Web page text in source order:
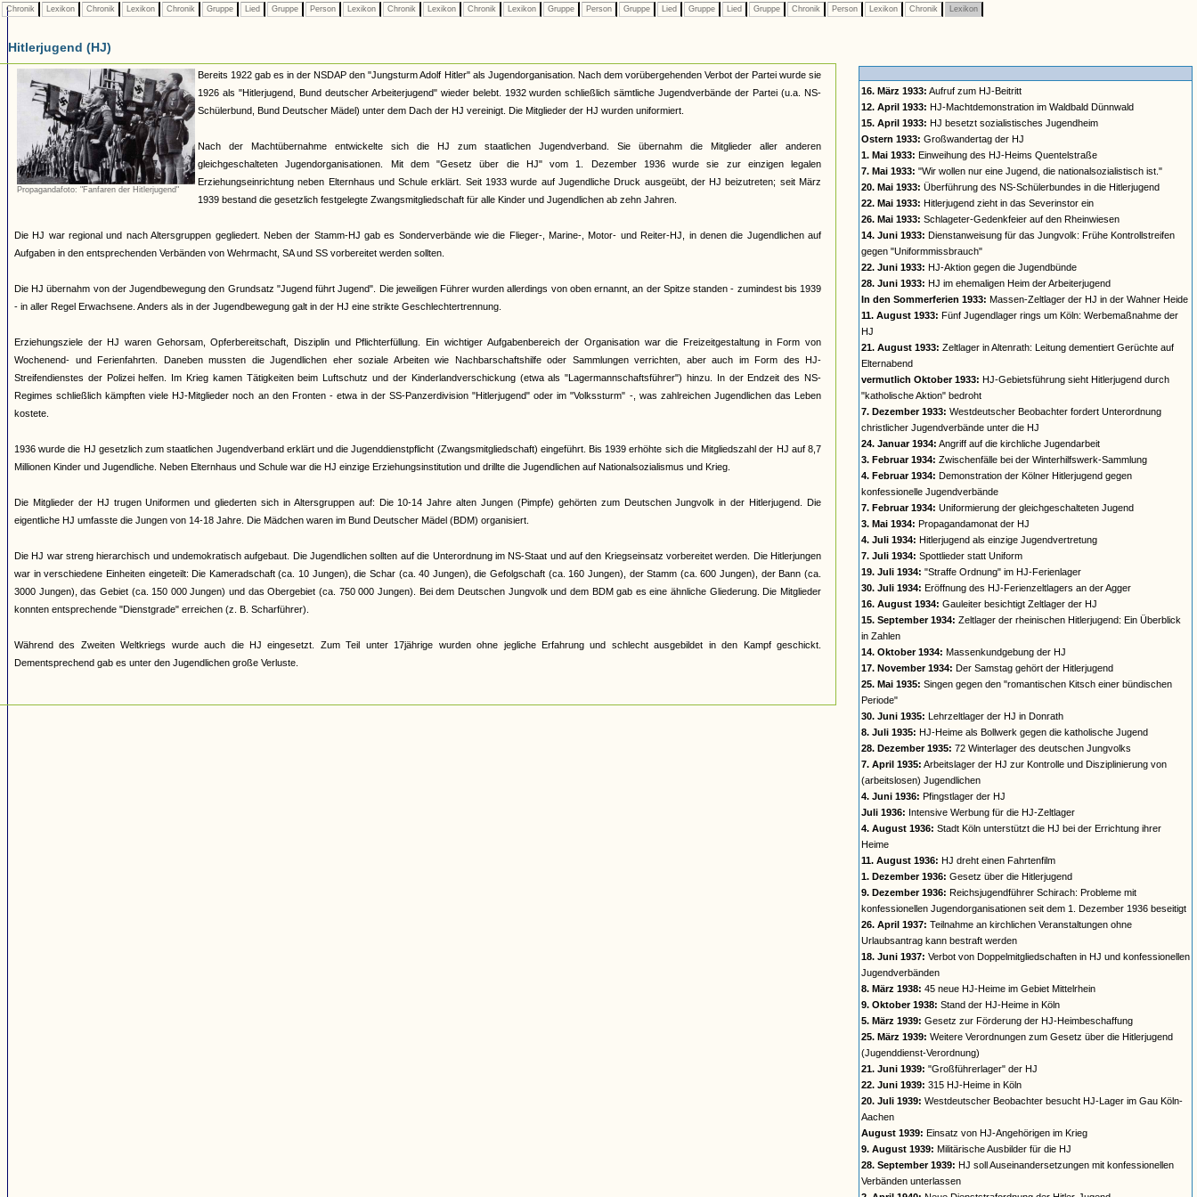
Chronik Lexikon Chronik Lexikon Chronik Gruppe Lied Gruppe Person Lexikon Chronik Lexikon Chronik Lexikon Gruppe Person Gruppe Lied Gruppe Lied Gruppe Chronik Person Lexikon Chronik Lexikon
Hitlerjugend (HJ)
Propagandafoto: "Fanfaren der Hitlerjugend"
Bereits 1922 gab es in der NSDAP den "Jungsturm Adolf Hitler" als Jugendorganisation. Nach dem vorübergehenden Verbot der Partei wurde sie
1926 als "Hitlerjugend, Bund deutscher Arbeiterjugend" wieder belebt. 1932 wurden schließlich sämtliche Jugendverbände der Partei (u.a. NS-
Schülerbund, Bund Deutscher Mädel) unter dem Dach der HJ vereinigt. Die Mitglieder der HJ wurden uniformiert.
Nach der Machtübernahme entwickelte sich die HJ zum staatlichen Jugendverband. Sie übernahm die Mitglieder aller anderen
gleichgeschalteten Jugendorganisationen. Mit dem "Gesetz über die HJ" vom 1. Dezember 1936 wurde sie zur einzigen legalen
Erziehungseinrichtung neben Elternhaus und Schule erklärt. Seit 1933 wurde auf Jugendliche Druck ausgeübt, der HJ beizutreten; seit März
1939 bestand die gesetzlich festgelegte Zwangsmitgliedschaft für alle Kinder und Jugendlichen ab zehn Jahren.
Die HJ war regional und nach Altersgruppen gegliedert. Neben der Stamm-HJ gab es Sonderverbände wie die Flieger-, Marine-, Motor- und Reiter-HJ, in denen die Jugendlichen auf
Aufgaben in den entsprechenden Verbänden von Wehrmacht, SA und SS vorbereitet werden sollten.
Die HJ übernahm von der Jugendbewegung den Grundsatz "Jugend führt Jugend". Die jeweiligen Führer wurden allerdings von oben ernannt, an der Spitze standen - zumindest bis 1939
- in aller Regel Erwachsene. Anders als in der Jugendbewegung galt in der HJ eine strikte Geschlechtertrennung.
Erziehungsziele der HJ waren Gehorsam, Opferbereitschaft, Disziplin und Pflichterfüllung. Ein wichtiger Aufgabenbereich der Organisation war die Freizeitgestaltung in Form von
Wochenend- und Ferienfahrten. Daneben mussten die Jugendlichen eher soziale Arbeiten wie Nachbarschaftshilfe oder Sammlungen verrichten, aber auch im Form des HJ-
Streifendienstes der Polizei helfen. Im Krieg kamen Tätigkeiten beim Luftschutz und der Kinderlandverschickung (etwa als "Lagermannschaftsführer") hinzu. In der Endzeit des NS-
Regimes schließlich kämpften viele HJ-Mitglieder noch an den Fronten - etwa in der SS-Panzerdivision "Hitlerjugend" oder im "Volkssturm" -, was zahlreichen Jugendlichen das Leben
kostete.
1936 wurde die HJ gesetzlich zum staatlichen Jugendverband erklärt und die Jugenddienstpflicht (Zwangsmitgliedschaft) eingeführt. Bis 1939 erhöhte sich die Mitgliedszahl der HJ auf 8,7
Millionen Kinder und Jugendliche. Neben Elternhaus und Schule war die HJ einzige Erziehungsinstitution und drillte die Jugendlichen auf Nationalsozialismus und Krieg.
Die Mitglieder der HJ trugen Uniformen und gliederten sich in Altersgruppen auf: Die 10-14 Jahre alten Jungen (Pimpfe) gehörten zum Deutschen Jungvolk in der Hitlerjugend. Die
eigentliche HJ umfasste die Jungen von 14-18 Jahre. Die Mädchen waren im Bund Deutscher Mädel (BDM) organisiert.
Die HJ war streng hierarchisch und undemokratisch aufgebaut. Die Jugendlichen sollten auf die Unterordnung im NS-Staat und auf den Kriegseinsatz vorbereitet werden. Die Hitlerjungen
war in verschiedene Einheiten eingeteilt: Die Kameradschaft (ca. 10 Jungen), die Schar (ca. 40 Jungen), die Gefolgschaft (ca. 160 Jungen), der Stamm (ca. 600 Jungen), der Bann (ca.
3000 Jungen), das Gebiet (ca. 150 000 Jungen) und das Obergebiet (ca. 750 000 Jungen). Bei dem Deutschen Jungvolk und dem BDM gab es eine ähnliche Gliederung. Die Mitglieder
konnten entsprechende "Dienstgrade" erreichen (z. B. Scharführer).
Während des Zweiten Weltkriegs wurde auch die HJ eingesetzt. Zum Teil unter 17jährige wurden ohne jegliche Erfahrung und schlecht ausgebildet in den Kampf geschickt.
Dementsprechend gab es unter den Jugendlichen große Verluste.
16. März 1933: Aufruf zum HJ-Beitritt
12. April 1933: HJ-Machtdemonstration im Waldbald Dünnwald
15. April 1933: HJ besetzt sozialistisches Jugendheim
Ostern 1933: Großwandertag der HJ
1. Mai 1933: Einweihung des HJ-Heims Quentelstraße
7. Mai 1933: "Wir wollen nur eine Jugend, die nationalsozialistisch ist."
20. Mai 1933: Überführung des NS-Schülerbundes in die Hitlerjugend
22. Mai 1933: Hitlerjugend zieht in das Severinstor ein
26. Mai 1933: Schlageter-Gedenkfeier auf den Rheinwiesen
14. Juni 1933: Dienstanweisung für das Jungvolk: Frühe Kontrollstreifen
gegen "Uniformmissbrauch"
22. Juni 1933: HJ-Aktion gegen die Jugendbünde
28. Juni 1933: HJ im ehemaligen Heim der Arbeiterjugend
In den Sommerferien 1933: Massen-Zeltlager der HJ in der Wahner Heide
11. August 1933: Fünf Jugendlager rings um Köln: Werbemaßnahme der
HJ
21. August 1933: Zeltlager in Altenrath: Leitung dementiert Gerüchte auf
Elternabend
vermutlich Oktober 1933: HJ-Gebietsführung sieht Hitlerjugend durch
"katholische Aktion" bedroht
7. Dezember 1933: Westdeutscher Beobachter fordert Unterordnung
christlicher Jugendverbände unter die HJ
24. Januar 1934: Angriff auf die kirchliche Jugendarbeit
3. Februar 1934: Zwischenfälle bei der Winterhilfswerk-Sammlung
4. Februar 1934: Demonstration der Kölner Hitlerjugend gegen
konfessionelle Jugendverbände
7. Februar 1934: Uniformierung der gleichgeschalteten Jugend
3. Mai 1934: Propagandamonat der HJ
4. Juli 1934: Hitlerjugend als einzige Jugendvertretung
7. Juli 1934: Spottlieder statt Uniform
19. Juli 1934: "Straffe Ordnung" im HJ-Ferienlager
30. Juli 1934: Eröffnung des HJ-Ferienzeltlagers an der Agger
16. August 1934: Gauleiter besichtigt Zeltlager der HJ
15. September 1934: Zeltlager der rheinischen Hitlerjugend: Ein Überblick
in Zahlen
14. Oktober 1934: Massenkundgebung der HJ
17. November 1934: Der Samstag gehört der Hitlerjugend
25. Mai 1935: Singen gegen den "romantischen Kitsch einer bündischen
Periode"
30. Juni 1935: Lehrzeltlager der HJ in Donrath
8. Juli 1935: HJ-Heime als Bollwerk gegen die katholische Jugend
28. Dezember 1935: 72 Winterlager des deutschen Jungvolks
7. April 1935: Arbeitslager der HJ zur Kontrolle und Disziplinierung von
(arbeitslosen) Jugendlichen
4. Juni 1936: Pfingstlager der HJ
Juli 1936: Intensive Werbung für die HJ-Zeltlager
4. August 1936: Stadt Köln unterstützt die HJ bei der Errichtung ihrer
Heime
11. August 1936: HJ dreht einen Fahrtenfilm
1. Dezember 1936: Gesetz über die Hitlerjugend
9. Dezember 1936: Reichsjugendführer Schirach: Probleme mit
konfessionellen Jugendorganisationen seit dem 1. Dezember 1936 beseitigt
26. April 1937: Teilnahme an kirchlichen Veranstaltungen ohne
Urlaubsantrag kann bestraft werden
18. Juni 1937: Verbot von Doppelmitgliedschaften in HJ und konfessionellen
Jugendverbänden
8. März 1938: 45 neue HJ-Heime im Gebiet Mittelrhein
9. Oktober 1938: Stand der HJ-Heime in Köln
5. März 1939: Gesetz zur Förderung der HJ-Heimbeschaffung
25. März 1939: Weitere Verordnungen zum Gesetz über die Hitlerjugend
(Jugenddienst-Verordnung)
21. Juni 1939: "Großführerlager" der HJ
22. Juni 1939: 315 HJ-Heime in Köln
20. Juli 1939: Westdeutscher Beobachter besucht HJ-Lager im Gau Köln-
Aachen
August 1939: Einsatz von HJ-Angehörigen im Krieg
9. August 1939: Militärische Ausbilder für die HJ
28. September 1939: HJ soll Auseinandersetzungen mit konfessionellen
Verbänden unterlassen